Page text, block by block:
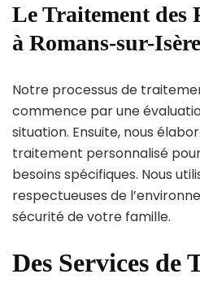
Le Traitement des
à Romans-sur-
Notre processus de
commence par une
situation. Ensuite, nous
traitement personnalisé
besoins spécifiques. Nous
respectueuses de
sécurité de votre famille.
Des Services de